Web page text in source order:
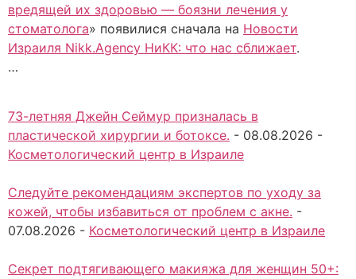
вредящей их здоровью — боязни лечения у
стоматолога» появилися сначала на Новости
Израиля Nikk.Agency НиКК: что нас сближает.
…
73-летняя Джейн Сеймур призналась в
пластической хирургии и ботоксе. - 08.08.2026 -
Косметологический центр в Израиле
Следуйте рекомендациям экспертов по уходу за
кожей, чтобы избавиться от проблем с акне. -
07.08.2026 - Косметологический центр в Израиле
Секрет подтягивающего макияжа для женщин 50+: